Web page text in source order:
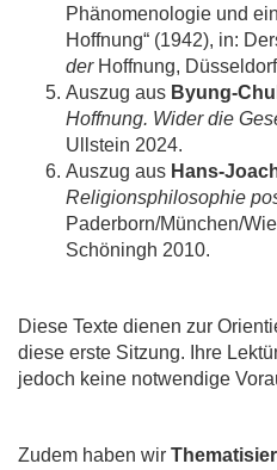
Phänomenologie und
Hoffnung“ (1942), in:
der Hoffnung,
Auszug aus Byung-
Hoffnung. Wider die
Ullstein 2024.
Auszug aus Hans-
Religionsphilosophie
Paderborn/München/
Schöningh 2010.
Diese Texte dienen zur
diese erste Sitzung. Ihre
jedoch keine notwendige
Zudem haben wir